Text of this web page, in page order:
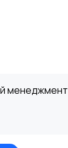
менеджмент